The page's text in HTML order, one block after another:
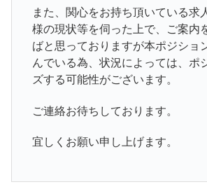
また、関心をお持ち頂いている求
様の現状等を伺った上で、
ご案内
ばと思っておりますが本ポジショ
んでいる為、状況によっては、 ポ
ズする可能性がございます。
ご連絡お待ちしております。
宜しくお願い申し上げます。